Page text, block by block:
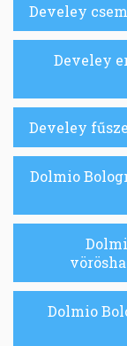
Develey
Develey
Develey
Dolmio
Dolmio